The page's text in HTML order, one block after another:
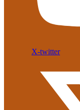
X-twitter